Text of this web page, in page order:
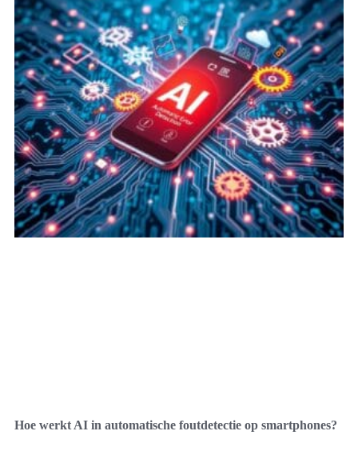
Hoe werkt AI in automatische foutdetectie op smartphones?